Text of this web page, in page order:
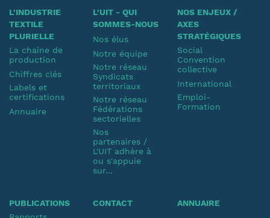
L'INDUSTRIE
TEXTILE
PLURIELLE
La chaine de
production
Chiffres clés
Labels et
certifications
Annuaire
L'UIT - QUI
SOMMES-NOUS
Nos élus
Notre équipe
Notre réseau
Syndicats
territoriaux
Notre réseau
Fédérations
sectorielles
Nos
partenaires /
L'UIT adhère à
ou s'appuie
sur...
NOS ENJEUX /
AXES
STRATÉGIQUES
Social
Convention
collective
International
Emploi-
Formation
PUBLICATIONS
CONTACT ANNUAIRE